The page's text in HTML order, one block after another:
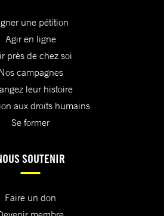
une pétition
Agir en ligne
près de chez soi
campagnes
leur histoire
aux droits humains
Se former
SOUTENIR
Faire un don